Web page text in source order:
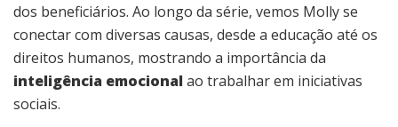
dos beneficiários. Ao longo da série, vemos Molly se
conectar com diversas causas, desde a educação até os
direitos humanos, mostrando a importância da
inteligência emocional ao trabalhar em iniciativas
sociais.